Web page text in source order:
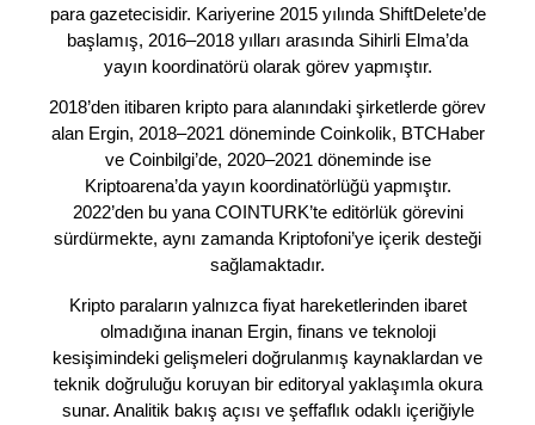
para gazetecisidir. Kariyerine 2015 yılında ShiftDelete’de
başlamış, 2016–2018 yılları arasında Sihirli Elma’da
yayın koordinatörü olarak görev yapmıştır.
2018’den itibaren kripto para alanındaki şirketlerde görev
alan Ergin, 2018–2021 döneminde Coinkolik, BTCHaber
ve Coinbilgi’de, 2020–2021 döneminde ise
Kriptoarena’da yayın koordinatörlüğü yapmıştır.
2022’den bu yana COINTURK’te editörlük görevini
sürdürmekte, aynı zamanda Kriptofoni’ye içerik desteği
sağlamaktadır.
Kripto paraların yalnızca fiyat hareketlerinden ibaret
olmadığına inanan Ergin, finans ve teknoloji
kesişimindeki gelişmeleri doğrulanmış kaynaklardan ve
teknik doğruluğu koruyan bir editoryal yaklaşımla okura
sunar. Analitik bakış açısı ve şeffaflık odaklı içeriğiyle